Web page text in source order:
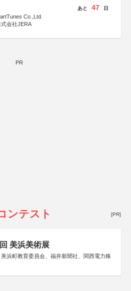
Co.,Ltd.
会社JERA
あと 47 日
PR
ンテスト [PR]
美浜美術展
浜町教育委員会、福井新聞社、関西電力株